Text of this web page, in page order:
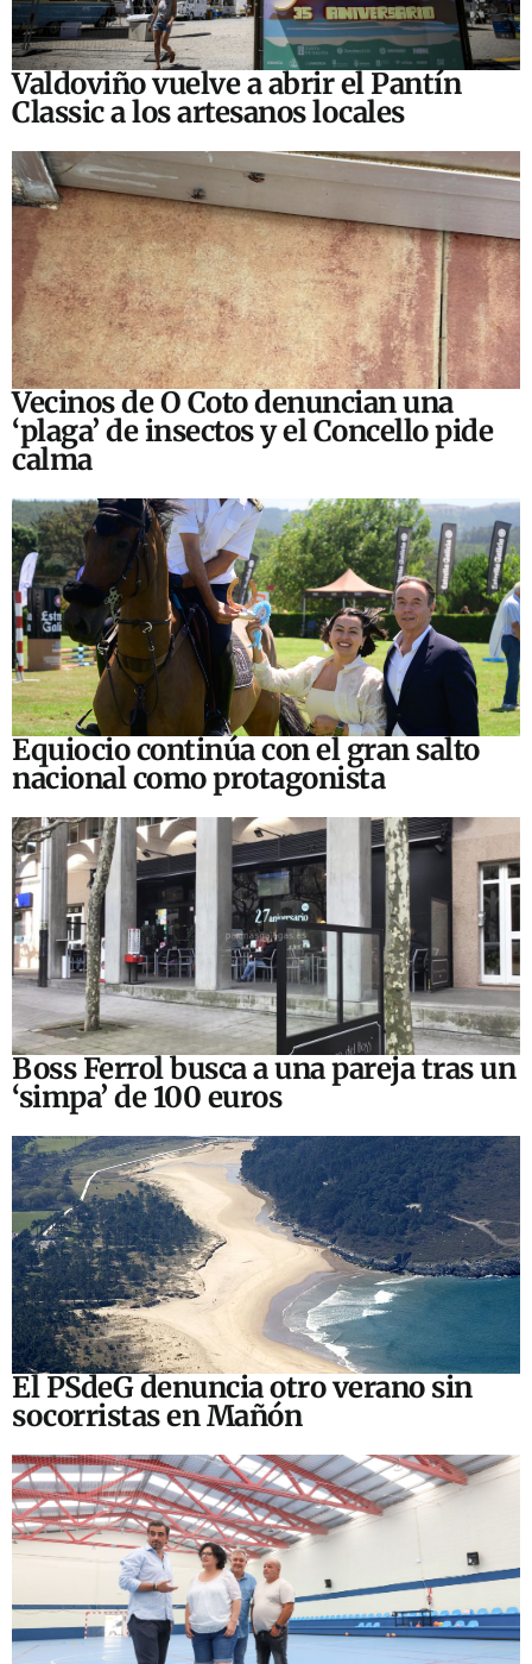
Valdoviño vuelve a abrir el Pantín
Classic a los artesanos locales
Vecinos de O Coto denuncian una
‘plaga’ de insectos y el Concello pide
calma
Equiocio continúa con el gran salto
nacional como protagonista
Boss Ferrol busca a una pareja tras un
‘simpa’ de 100 euros
El PSdeG denuncia otro verano sin
socorristas en Mañón